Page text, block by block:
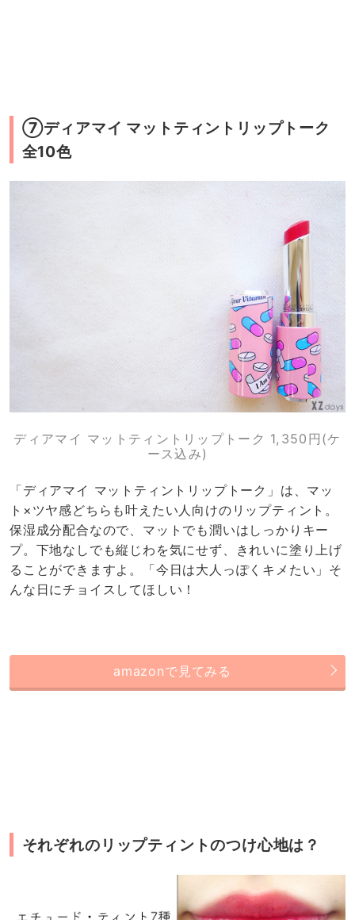
⑦ディアマイ マットティントリップトーク
全10色
ディアマイ マットティントリップトーク 1,350円(ケ
ース込み)
「ディアマイ マットティントリップトーク」は、マッ
ト×ツヤ感どちらも叶えたい人向けのリップティント。
保湿成分配合なので、マットでも潤いはしっかりキー
プ。下地なしでも縦じわを気にせず、きれいに塗り上げ
ることができますよ。「今日は大人っぽくキメたい」そ
んな日にチョイスしてほしい！
amazonで見てみる
それぞれのリップティントのつけ心地は？